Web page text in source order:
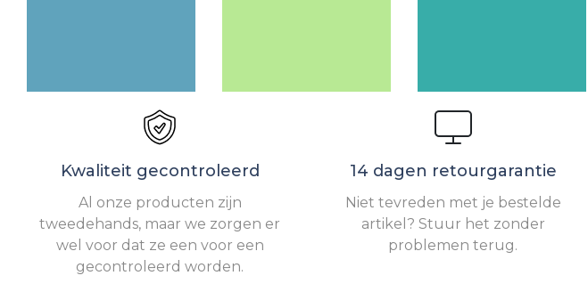
Kwaliteit gecontroleerd
Al onze producten zijn
tweedehands, maar we zorgen er
wel voor dat ze een voor een
gecontroleerd worden.
14 dagen retourgarantie
Niet tevreden met je bestelde
artikel? Stuur het zonder
problemen terug.